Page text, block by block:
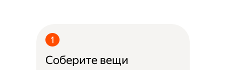
Соберите вещи